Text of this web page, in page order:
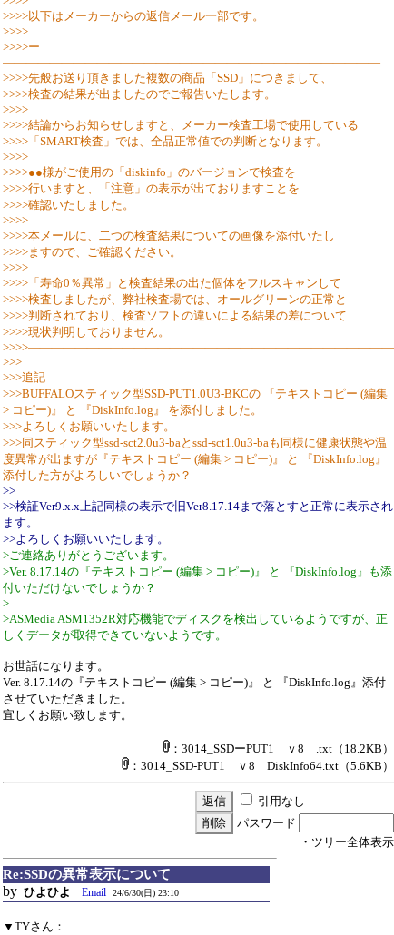
>>>>以下はメーカーからの返信メール一部です。
>>>>
>>>>ー
――――――――――――――――――――――――――――――――
>>>>先般お送り頂きました複数の商品「SSD」につきまして、
>>>>検査の結果が出ましたのでご報告いたします。
>>>>
>>>>結論からお知らせしますと、メーカー検査工場で使用している
>>>>「SMART検査」では、全品正常値での判断となります。
>>>>
>>>>●●様がご使用の「diskinfo」のバージョンで検査を
>>>>行いますと、「注意」の表示が出ておりますことを
>>>>確認いたしました。
>>>>
>>>>本メールに、二つの検査結果についての画像を添付いたし
>>>>ますので、ご確認ください。
>>>>
>>>>「寿命0％異常」と検査結果の出た個体をフルスキャンして
>>>>検査しましたが、弊社検査場では、オールグリーンの正常と
>>>>判断されており、検査ソフトの違いによる結果の差について
>>>>現状判明しておりません。
>>>>―――――――――――――――――――――――――――――――
>>>
>>>追記
>>>BUFFALOスティック型SSD-PUT1.0U3-BKCの 『テキストコピー (編集
> コピー)』 と 『DiskInfo.log』 を添付しました。
>>>よろしくお願いいたします。
>>>同スティック型ssd-sct2.0u3-baとssd-sct1.0u3-baも同様に健康状態や温
度異常が出ますが『テキストコピー (編集 > コピー)』 と 『DiskInfo.log』
添付した方がよろしいでしょうか？
>>
>>検証Ver9.x.x上記同様の表示で旧Ver8.17.14まで落とすと正常に表示され
ます。
>>よろしくお願いいたします。
>ご連絡ありがとうございます。
>Ver. 8.17.14の『テキストコピー (編集 > コピー)』 と 『DiskInfo.log』も添
付いただけないでしょうか？
>
>ASMedia ASM1352R対応機能でディスクを検出しているようですが、正
しくデータが取得できていないようです。
お世話になります。
Ver. 8.17.14の『テキストコピー (編集 > コピー)』 と 『DiskInfo.log』添付
させていただきました。
宜しくお願い致します。
：3014_SSDーPUT1 ｖ8 .txt （18.2KB）
：3014_SSD-PUT1 ｖ8 DiskInfo64.txt （5.6KB）
引用なし
パスワード
・ツリー全体表示
Re:SSDの異常表示について
by ひよひよ Email 24/6/30(日) 23:10
▼TYさん：